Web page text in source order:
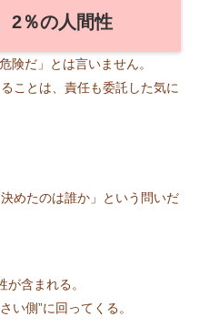
2％の人間性
険だ」とは言いません。
ことは、責任も委託した気に
めたのは誰か」という問いだ
含まれる。
い側”に回ってくる。